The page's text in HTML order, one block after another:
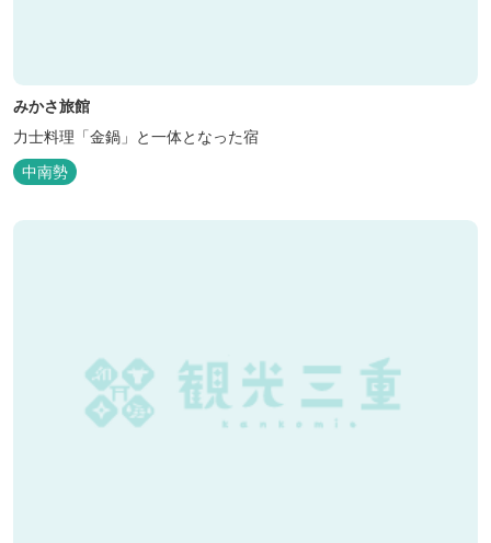
みかさ旅館
力士料理「金鍋」と一体となった宿
中南勢